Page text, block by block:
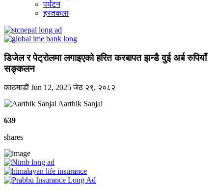
पर्यटन
हस्तकला
डिजेल र पेट्रोलमा लगाइएको हरित करबापत झन्डै दुई अर्ब रुपियाँ
सङ्कलन
काठमाडाैं Jun 12, 2025जेठ २९, २०८२
Aarthik Sanjal
639
shares